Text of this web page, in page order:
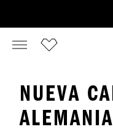
NUEVA
ALEMANIA